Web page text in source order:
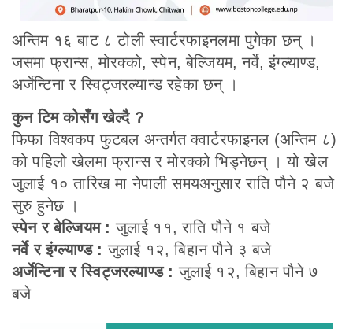
अन्तिम १६ बाट ८ टोली स्वार्टरफाइनलमा पुगेका छन् ।
जसमा फ्रान्स, मोरक्को, स्पेन, बेल्जियम, नर्वे, इंग्ल्याण्ड,
अर्जेन्टिना र स्विट्जरल्यान्ड रहेका छन् ।
कुन टिम कोसँग खेल्दै ?
फिफा विश्वकप फुटबल अन्तर्गत क्वार्टरफाइनल (अन्तिम ८)
को पहिलो खेलमा फ्रान्स र मोरक्को भिड्नेछन् । यो खेल
जुलाई १० तारिख मा नेपाली समयअनुसार राति पौने २ बजे
सुरु हुनेछ ।
स्पेन र बेल्जियम : जुलाई ११, राति पौने १ बजे
नर्वे र इंग्ल्याण्ड : जुलाई १२, बिहान पौने ३ बजे
अर्जेन्टिना र स्विट्जरल्याण्ड : जुलाई १२, बिहान पौने ७
बजे